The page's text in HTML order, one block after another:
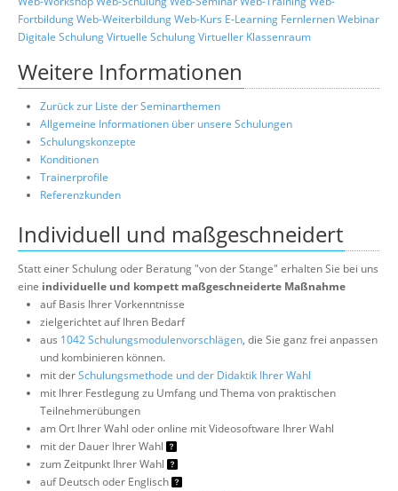
FortbildungWeb-WeiterbildungWeb-Kurs E-Learning FernlernenWebinar
Digitale SchulungVirtuelle SchulungVirtueller Klassenraum
Weitere Informationen
Zurück zur Liste der Seminarthemen
Allgemeine Informationen über unsere Schulungen
Schulungskonzepte
Konditionen
Trainerprofile
Referenzkunden
Individuell und maßgeschneidert
Statt einer Schulung oder Beratung "von der Stange" erhalten Sie bei uns
eine individuelle und kompett maßgeschneiderte Maßnahme
auf Basis Ihrer Vorkenntnisse
zielgerichtet auf Ihren Bedarf
aus 1042 Schulungsmodulenvorschlägen, die Sie ganz frei anpassen
und kombinieren können.
mit derSchulungsmethode und der Didaktik Ihrer Wahl
mit Ihrer Festlegung zu Umfang und Thema von praktischen
Teilnehmerübungen
am Ort Ihrer Wahl oder online mit Videosoftware Ihrer Wahl
mit der Dauer Ihrer Wahl
zum Zeitpunkt Ihrer Wahl
auf Deutsch oder Englisch